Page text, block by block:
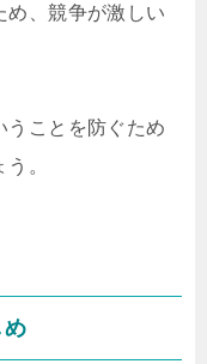
め、競争が激しい
うことを防ぐため
。
め